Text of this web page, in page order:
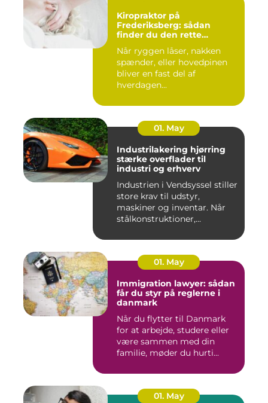
Kiropraktor på
Frederiksberg: sådan
finder du den rette
Når ryggen låser, nakken
spænder, eller hovedpinen
bliver en fast del af
hverdagen...
01. May
Industrilakering hjørring
stærke overflader til
industri og erhverv
Industrien i Vendsyssel stiller
store krav til udstyr,
maskiner og inventar. Når
stålkonstruktioner,...
01. May
Immigration lawyer: sådan
får du styr på reglerne i
danmark
Når du flytter til Danmark
for at arbejde, studere eller
være sammen med din
familie, møder du hurti...
01. May